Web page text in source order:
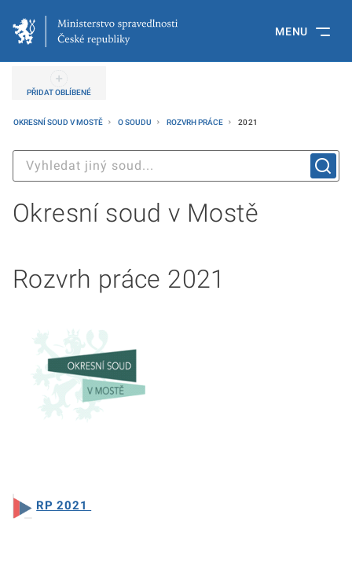
MENU
PŘIDAT OBLÍBENÉ
OKRESNÍ SOUD V MOSTĚ O SOUDU ROZVRH PRÁCE 2021
Okresní soud v Mostě
Rozvrh práce 2021
RP 2021